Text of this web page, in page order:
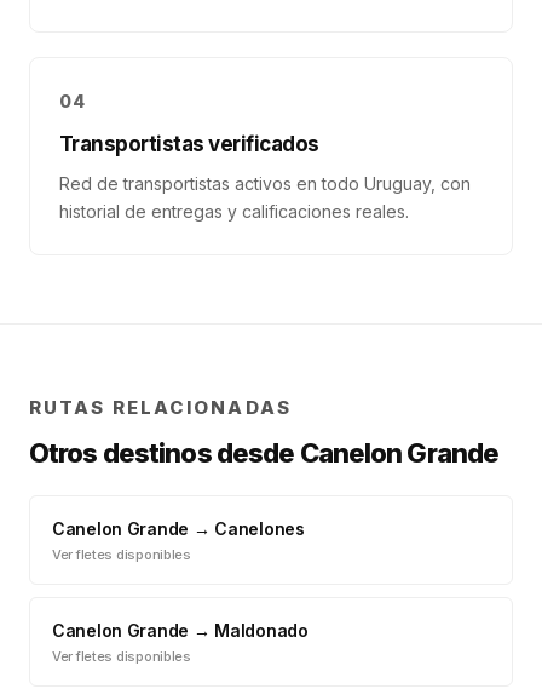
04
Transportistas verificados
Red de transportistas activos en todo Uruguay, con
historial de entregas y calificaciones reales.
RUTAS RELACIONADAS
Otros destinos desde Canelon Grande
Canelon Grande → Canelones
Ver fletes disponibles
Canelon Grande → Maldonado
Ver fletes disponibles